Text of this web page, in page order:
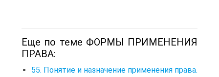
Еще по теме ФОРМЫ ПРИМЕНЕНИЯ
ПРАВА:
55. Понятие и назначение применения права.